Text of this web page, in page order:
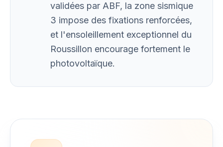
validées par ABF, la zone sismique
3 impose des fixations renforcées,
et l'ensoleillement exceptionnel du
Roussillon encourage fortement le
photovoltaïque.